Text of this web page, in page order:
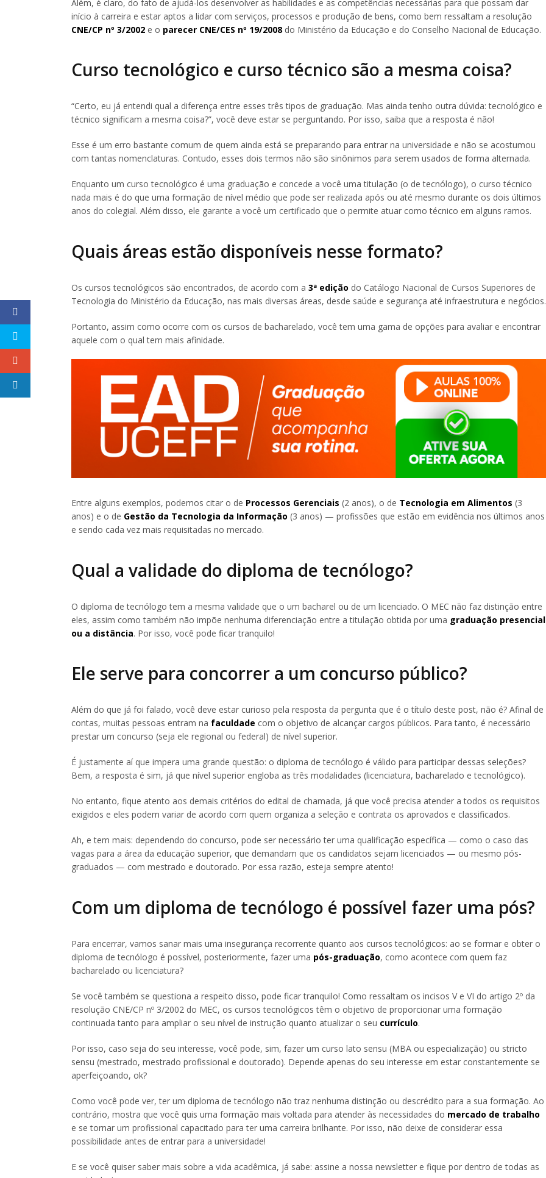
Além, é claro, do fato de ajudá-los desenvolver as habilidades e as competências necessárias para que possam dar
início à carreira e estar aptos a lidar com serviços, processos e produção de bens, como bem ressaltam a resolução
CNE/CP nº 3/2002 e o parecer CNE/CES nº 19/2008 do Ministério da Educação e do Conselho Nacional de Educação.
Curso tecnológico e curso técnico são a mesma coisa?
“Certo, eu já entendi qual a diferença entre esses três tipos de graduação. Mas ainda tenho outra dúvida: tecnológico e
técnico significam a mesma coisa?”, você deve estar se perguntando. Por isso, saiba que a resposta é não!
Esse é um erro bastante comum de quem ainda está se preparando para entrar na universidade e não se acostumou
com tantas nomenclaturas. Contudo, esses dois termos não são sinônimos para serem usados de forma alternada.
Enquanto um curso tecnológico é uma graduação e concede a você uma titulação (o de tecnólogo), o curso técnico
nada mais é do que uma formação de nível médio que pode ser realizada após ou até mesmo durante os dois últimos
anos do colegial. Além disso, ele garante a você um certificado que o permite atuar como técnico em alguns ramos.
Quais áreas estão disponíveis nesse formato?
Os cursos tecnológicos são encontrados, de acordo com a 3ª edição do Catálogo Nacional de Cursos Superiores de
Tecnologia do Ministério da Educação, nas mais diversas áreas, desde saúde e segurança até infraestrutura e negócios.
Portanto, assim como ocorre com os cursos de bacharelado, você tem uma gama de opções para avaliar e encontrar
aquele com o qual tem mais afinidade.
Entre alguns exemplos, podemos citar o de Processos Gerenciais (2 anos), o de Tecnologia em Alimentos (3
anos) e o de Gestão da Tecnologia da Informação (3 anos) — profissões que estão em evidência nos últimos anos
e sendo cada vez mais requisitadas no mercado.
Qual a validade do diploma de tecnólogo?
O diploma de tecnólogo tem a mesma validade que o um bacharel ou de um licenciado. O MEC não faz distinção entre
eles, assim como também não impõe nenhuma diferenciação entre a titulação obtida por uma graduação presencial
ou a distância. Por isso, você pode ficar tranquilo!
Ele serve para concorrer a um concurso público?
Além do que já foi falado, você deve estar curioso pela resposta da pergunta que é o título deste post, não é? Afinal de
contas, muitas pessoas entram na faculdade com o objetivo de alcançar cargos públicos. Para tanto, é necessário
prestar um concurso (seja ele regional ou federal) de nível superior.
É justamente aí que impera uma grande questão: o diploma de tecnólogo é válido para participar dessas seleções?
Bem, a resposta é sim, já que nível superior engloba as três modalidades (licenciatura, bacharelado e tecnológico).
No entanto, fique atento aos demais critérios do edital de chamada, já que você precisa atender a todos os requisitos
exigidos e eles podem variar de acordo com quem organiza a seleção e contrata os aprovados e classificados.
Ah, e tem mais: dependendo do concurso, pode ser necessário ter uma qualificação específica — como o caso das
vagas para a área da educação superior, que demandam que os candidatos sejam licenciados — ou mesmo pós-
graduados — com mestrado e doutorado. Por essa razão, esteja sempre atento!
Com um diploma de tecnólogo é possível fazer uma pós?
Para encerrar, vamos sanar mais uma insegurança recorrente quanto aos cursos tecnológicos: ao se formar e obter o
diploma de tecnólogo é possível, posteriormente, fazer uma pós-graduação, como acontece com quem faz
bacharelado ou licenciatura?
Se você também se questiona a respeito disso, pode ficar tranquilo! Como ressaltam os incisos V e VI do artigo 2º da
resolução CNE/CP nº 3/2002 do MEC, os cursos tecnológicos têm o objetivo de proporcionar uma formação
continuada tanto para ampliar o seu nível de instrução quanto atualizar o seu currículo.
Por isso, caso seja do seu interesse, você pode, sim, fazer um curso lato sensu (MBA ou especialização) ou stricto
sensu (mestrado, mestrado profissional e doutorado). Depende apenas do seu interesse em estar constantemente se
aperfeiçoando, ok?
Como você pode ver, ter um diploma de tecnólogo não traz nenhuma distinção ou descrédito para a sua formação. Ao
contrário, mostra que você quis uma formação mais voltada para atender às necessidades do mercado de trabalho
e se tornar um profissional capacitado para ter uma carreira brilhante. Por isso, não deixe de considerar essa
possibilidade antes de entrar para a universidade!
E se você quiser saber mais sobre a vida acadêmica, já sabe: assine a nossa newsletter e fique por dentro de todas as